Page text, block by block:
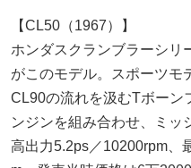
【CL50（1967）】
ホンダスクランブラーシリ
がこのモデル。スポーツモ
CL90の流れを汲むTボーン
ンジンを組み合わせ、ミッ
高出力5.2ps／10200rpm、